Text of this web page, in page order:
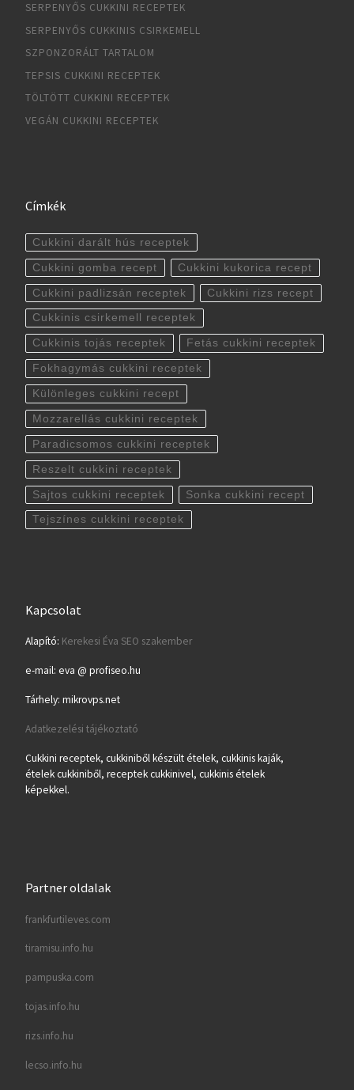
SERPENYŐS CUKKINI RECEPTEK
SERPENYŐS CUKKINIS CSIRKEMELL
SZPONZORÁLT TARTALOM
TEPSIS CUKKINI RECEPTEK
TÖLTÖTT CUKKINI RECEPTEK
VEGÁN CUKKINI RECEPTEK
Címkék
Cukkini darált hús receptek
Cukkini gomba recept Cukkini kukorica recept
Cukkini padlizsán receptek Cukkini rizs recept
Cukkinis csirkemell receptek
Cukkinis tojás receptek Fetás cukkini receptek
Fokhagymás cukkini receptek
Különleges cukkini recept
Mozzarellás cukkini receptek
Paradicsomos cukkini receptek
Reszelt cukkini receptek
Sajtos cukkini receptek Sonka cukkini recept
Tejszínes cukkini receptek
Kapcsolat
Alapító: Kerekesi Éva SEO szakember
e-mail: eva @ profiseo.hu
Tárhely: mikrovps.net
Adatkezelési tájékoztató
Cukkini receptek, cukkiniből készült ételek, cukkinis kaják,
ételek cukkiniből, receptek cukkinivel, cukkinis ételek
képekkel.
Partner oldalak
frankfurtileves.com
tiramisu.info.hu
pampuska.com
tojas.info.hu
rizs.info.hu
lecso.info.hu